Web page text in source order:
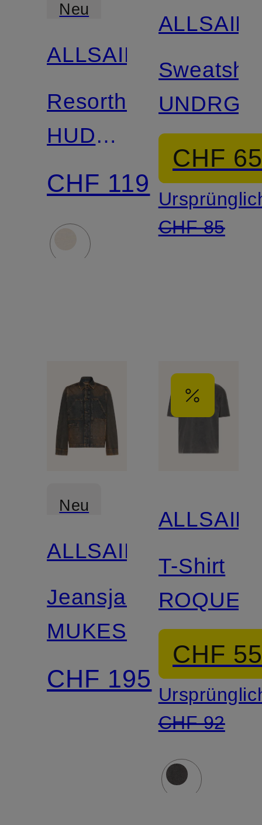
Neu
ALLSAINTS
Resorthemd
HUDSON
Relaxed
Fit
CHF 119
CHF
CHF 85
Neu
ALLSAINTS
Jeansjacke
MUKESH
CHF 195
T-Shirt
ROQUE
CHF
CHF 92